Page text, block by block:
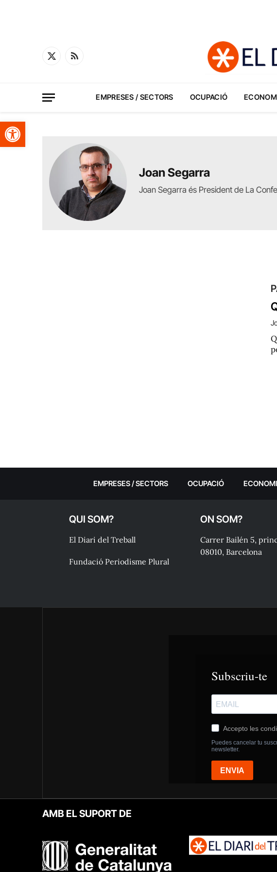
Obre la barra d'eines
X
RSS
EMPRESES / SECTORS OCUPACIÓ
Joan Segarra
Joan Segarra és President de La
EMPRESES / SECTORS OCUPACIÓ
QUI SOM?
El Diari del Treball
Fundació Periodisme Plural
ON SOM?
Carrer Bailén 5,
08010, Barcelona
AMB EL SUPORT DE